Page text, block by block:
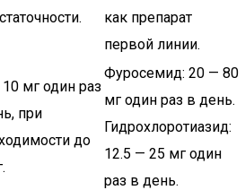
как препарат
первой линии.
мг один раз
при
до
Фуросемид: 20 — 80
мг один раз в день.
Гидрохлоротиазид:
12.5 — 25 мг один
раз в день.